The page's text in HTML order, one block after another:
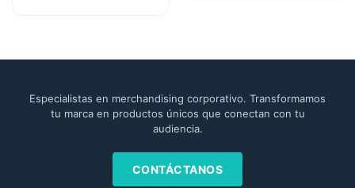
Especialistas en merchandising corporativo. Transformamos
tu marca en productos únicos que conectan con tu
audiencia.
CONTÁCTANOS